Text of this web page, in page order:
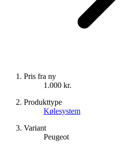
Pris fra ny
1.000 kr.
Produkttype
Kølesystem
Variant
Peugeot